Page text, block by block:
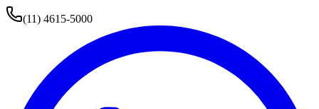
(11) 4615-5000